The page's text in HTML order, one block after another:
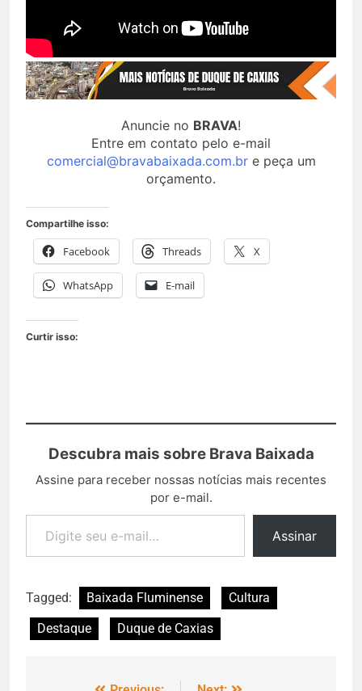
Anuncie no BRAVA!
Entre em contato pelo e-mail
comercial@bravabaixada.com.bre peça um
orçamento.
Compartilhe isso:
Facebook Threads X
WhatsApp E-mail
Curtir isso:
Descubra mais sobre Brava Baixada
Assine para receber nossas notícias mais recentes
por e-mail.
Assinar
Tagged: Baixada Fluminense
Cultura
Destaque
Duque de Caxias